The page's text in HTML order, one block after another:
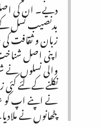
دیے۔ ان کی
بدنصیب نسل
زبان و ثقافت
اپنی اصل
والی نسلوں
نکلنے کے لئے
نے اپنے اپ کو
پٹھانوں نے